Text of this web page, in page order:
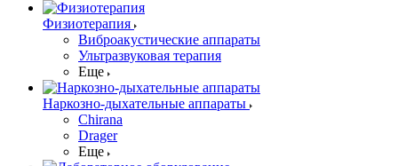
Физиотерапия
Виброакустические аппараты
Ультразвуковая терапия
Еще
Наркозно-дыхательные аппараты
Chirana
Drager
Еще